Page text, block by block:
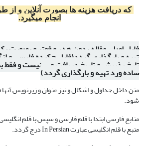
که دریافت هزینه ها بصورت آنلاین و از
انجام میگیرد.
فایل اصلی مقاله بدون هدر و فوتر و بصورت
تهیه و بارگذاری گردد(فایل چکیده فارسی و
تارخ پذیرش و تاریخ دریافت و ... نیست و
ساده ورد تهیه و بارگذاری گردد)
متن داخل جداول و اشکال و نیز عنوان و زیرنویس
شود.
منابع فارسی ابتدا با قلم فارسی و سپس با قلم
منبع با قلم انگلیسی عبارت In Persian درج گردد.